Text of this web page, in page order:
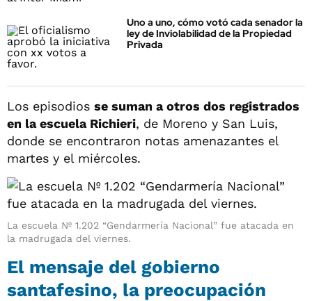
Uno a uno, cómo votó cada senador la
ley de Inviolabilidad de la Propiedad
Privada
Los episodios se suman a otros dos registrados
en la escuela Richieri, de Moreno y San Luis,
donde se encontraron notas amenazantes el
martes y el miércoles.
La escuela Nº 1.202 “Gendarmería Nacional” fue atacada en
la madrugada del viernes.
El mensaje del gobierno
santafesino, la preocupación